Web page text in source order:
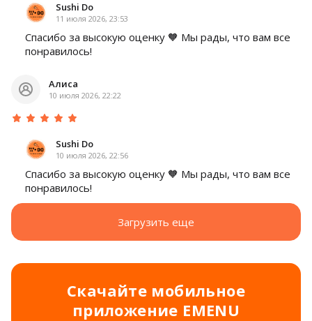
Sushi Do
11 июля 2026, 23:53
Спасибо за высокую оценку 🧡 Мы рады, что вам все
понравилось!
Алиса
10 июля 2026, 22:22
Sushi Do
10 июля 2026, 22:56
Спасибо за высокую оценку 🧡 Мы рады, что вам все
понравилось!
Загрузить еще
Скачайте мобильное
приложение EMENU